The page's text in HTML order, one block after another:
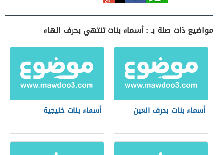
مواضيع ذات صلة بـ : أسماء بنات تنتهي بحرف الهاء
أسماء بنات بحرف العين أسماء بنات خليجية